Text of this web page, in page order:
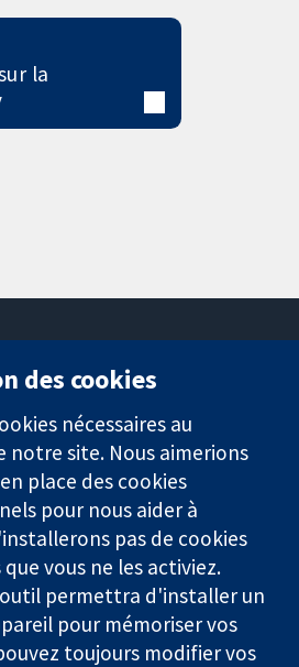
la
13 Cavendish
Uni
nous
Actualités
Service de
presse
Qui sommes-
nous
Offres
d'emploi
Library
des cookies
nécessaires au
site. Nous aimerions
place des cookies
pour nous aider à
pas de cookies
vous ne les activiez.
permettra d'installer un
pour mémoriser vos
toujours modifier vos